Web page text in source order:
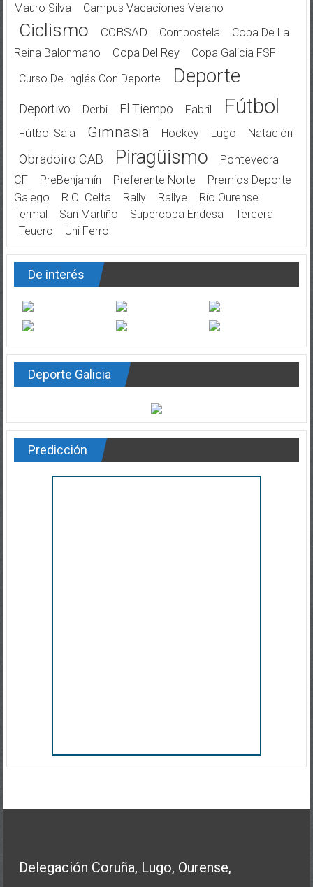
Mauro Silva
Campus Vacaciones Verano
Ciclismo COBSAD Compostela
Copa De La
Reina Balonmano
Copa Del Rey
Copa Galicia FSF
Curso De Inglés Con Deporte
Deporte
Deportivo Derbi El Tiempo Fabril Fútbol
Fútbol Sala Gimnasia Hockey Lugo Natación
Obradoiro CAB Piragüismo
Pontevedra
CF
PreBenjamín Preferente Norte
Premios Deporte
Galego
R.C. Celta Rally Rallye
Río Ourense
Termal
San Martiño Supercopa Endesa
Tercera
Teucro
Uni Ferrol
De interés
Deporte Galicia
Predicción
Delegación Coruña, Lugo, Ourense,